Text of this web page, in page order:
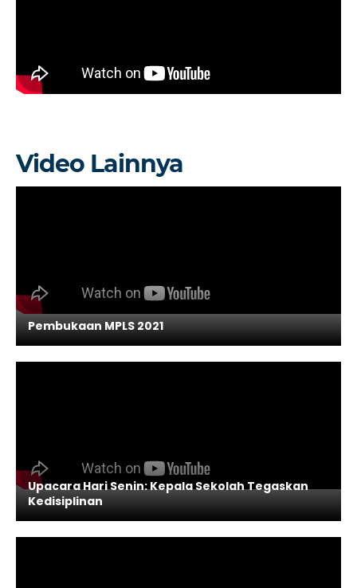
Video Lainnya
Pembukaan MPLS 2021
Upacara Hari Senin: Kepala Sekolah Tegaskan
Kedisiplinan